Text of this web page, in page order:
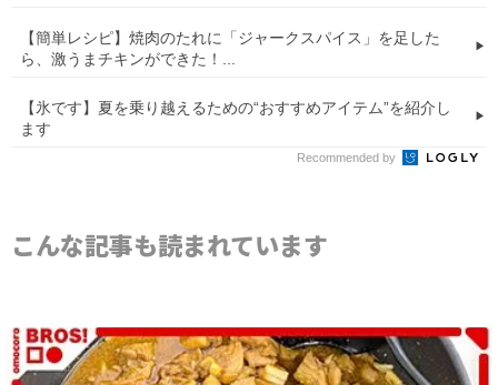
【簡単レシピ】焼肉のたれに「ジャークスパイス」を足した
ら、激うまチキンができた！...
【氷です】夏を乗り越えるための“おすすめアイテム”を紹介し
ます
Recommended by
こんな記事も読まれています